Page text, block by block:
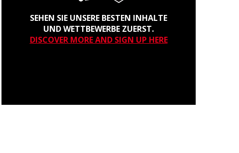
SEHEN SIE UNSERE BESTEN INHALTE
UND WETTBEWERBE ZUERST.
DISCOVER MORE AND SIGN UP HERE